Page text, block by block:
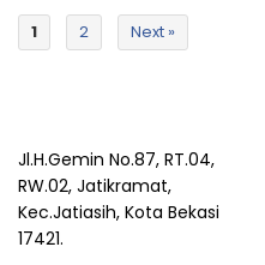
1 2 Next »
Jl.H.Gemin No.87, RT.04,
RW.02, Jatikramat,
Kec.Jatiasih, Kota Bekasi
17421.